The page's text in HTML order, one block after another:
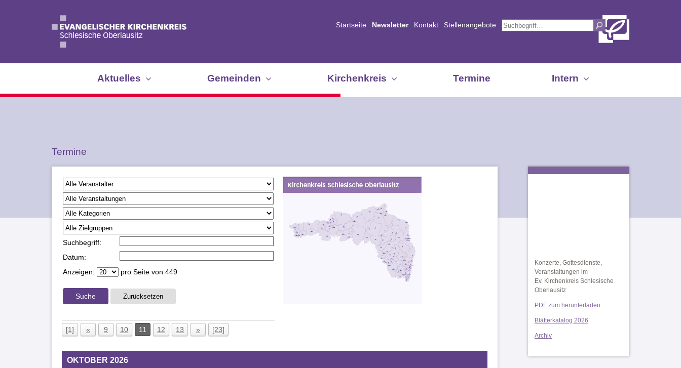
Startseite Newsletter Kontakt Stellenangebote
Aktuelles Gemeinden Kirchenkreis Termine Intern
Termine
Suchbegriff:
Datum:
Anzeigen:
pro Seite von 449
Suche Zurücksetzen
[1] « 9 10 11 12 13 » [23]
OKTOBER 2026
Konzerte, Gottesdienste,
Veranstaltungen im
Ev. Kirchenkreis Schlesische
Oberlausitz
PDF zum herunterladen
Blätterkatalog 2026
Archiv